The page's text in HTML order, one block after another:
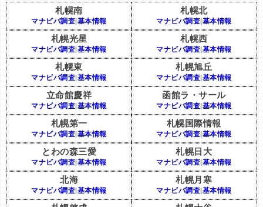
札幌南
マナビバ調査 基本情報
札幌北
マナビバ調査 基本情報
札幌光星
マナビバ調査 基本情報
札幌西
マナビバ調査 基本情報
札幌東
マナビバ調査 基本情報
札幌旭丘
マナビバ調査 基本情報
立命館慶祥
マナビバ調査 基本情報
函館ラ・サール
マナビバ調査 基本情報
札幌第一
マナビバ調査 基本情報
札幌国際情報
マナビバ調査 基本情報
とわの森三愛
マナビバ調査 基本情報
札幌日大
マナビバ調査 基本情報
北海
マナビバ調査 基本情報
札幌月寒
マナビバ調査 基本情報